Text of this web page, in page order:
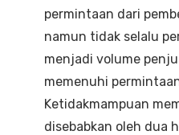
permintaan dari
namun tidak selalu
menjadi volume
memenuhi
Ketidakmampuan
disebabkan oleh dua